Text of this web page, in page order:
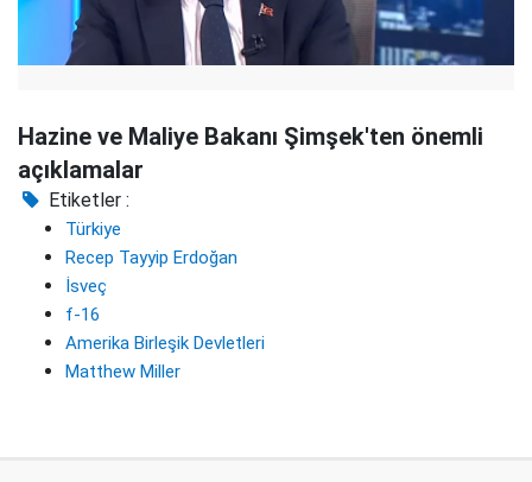
Hazine ve Maliye Bakanı Şimşek'ten önemli
açıklamalar
Etiketler :
Türkiye
Recep Tayyip Erdoğan
İsveç
f-16
Amerika Birleşik Devletleri
Matthew Miller